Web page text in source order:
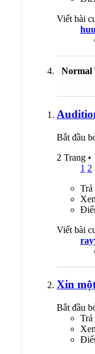
Viết bài
Normal
Bắt đầu
2 Trang •
1 2
Trả
Viết bài
Xin
Bắt đầu
Trả